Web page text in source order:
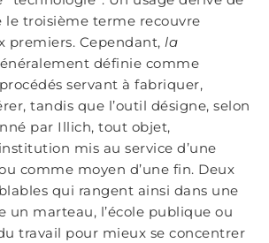
le troisième terme recouvre
premiers. Cependant, la
définie comme
servant à fabriquer,
tandis que l’outil désigne, selon
par Illich, tout objet,
mis au service d’une
comme moyen d’une fin. Deux
qui rangent ainsi dans une
un marteau, l’école publique ou
travail pour mieux se concentrer